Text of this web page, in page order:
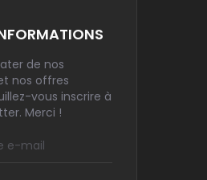
de nos
nos offres
vous inscrire à
Merci !